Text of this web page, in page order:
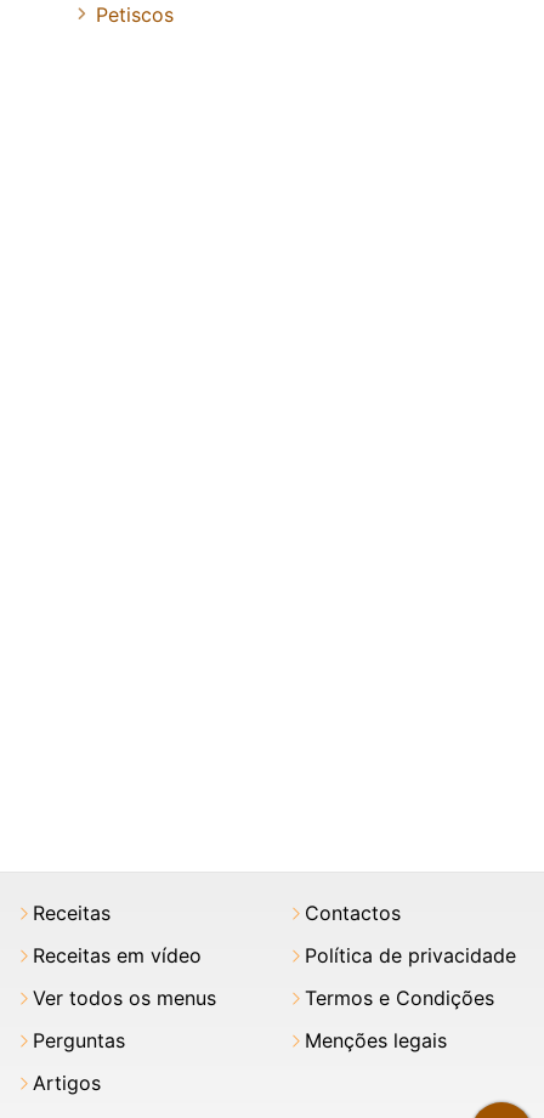
Petiscos
Receitas
Receitas em vídeo
Ver todos os menus
Perguntas
Artigos
Contactos
Política de privacidade
Termos e Condições
Menções legais